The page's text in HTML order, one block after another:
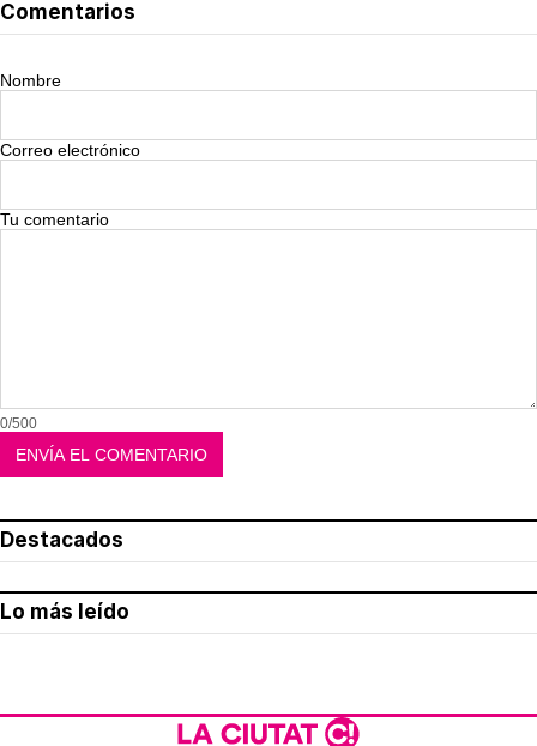
Comentarios
Nombre
Correo electrónico
Tu comentario
0/500
Destacados
Lo más leído